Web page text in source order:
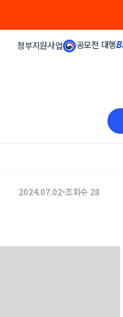
정부지원사업 공모전 대행
2024.07.02 조회수 28